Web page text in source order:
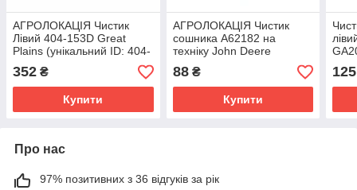
АГРОЛОКАЦІЯ Чистик
Лівий 404-153D Great
Plains (унікальний ID: 404-
153D, KK001011)
352 ₴
Купити
АГРОЛОКАЦІЯ Чистик
сошника A62182 на
техніку John Deere
(унікальний ID: A62182)
88₴
Купити
125
Про нас
97% позитивних з 36 відгуків за рік